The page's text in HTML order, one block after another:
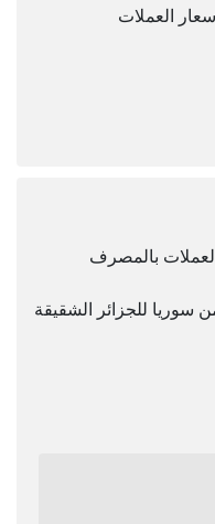
العملات
بالمصرف
سوريا للجزائر الشقيقة